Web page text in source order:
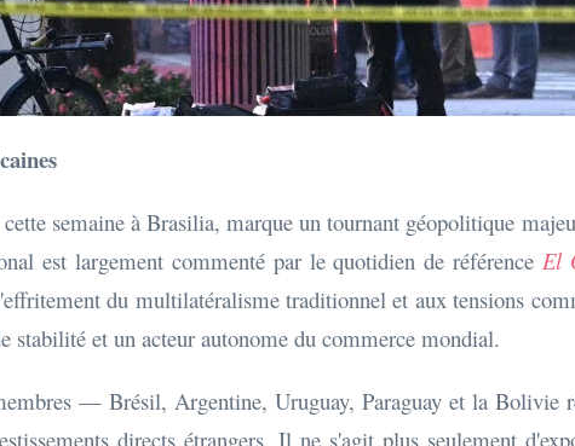
semaine à Brasilia, marque un tournant géopolitique
est largement commenté par le quotidien de référence El
du multilatéralisme traditionnel et aux tensions
et un acteur autonome du commerce mondial.
— Brésil, Argentine, Uruguay, Paraguay et la
directs étrangers. Il ne s'agit plus seulement